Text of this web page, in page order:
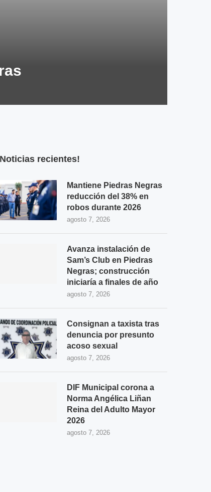
recientes!
Mantiene Piedras Negras
reducción del 38% en
robos durante 2026
agosto 7, 2026
Avanza instalación de
Sam’s Club en Piedras
Negras; construcción
iniciaría a finales de año
agosto 7, 2026
Consignan a taxista tras
denuncia por presunto
acoso sexual
agosto 7, 2026
DIF Municipal corona a
Norma Angélica Liñan
Reina del Adulto Mayor
2026
agosto 7, 2026